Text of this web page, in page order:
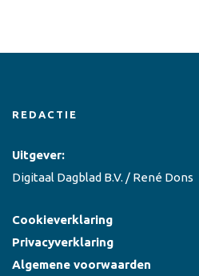
REDACTIE
Uitgever:
Digitaal Dagblad B.V. / René Dons
Cookieverklaring
Privacyverklaring
Algemene voorwaarden